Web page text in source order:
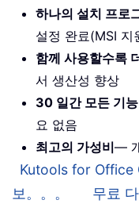
하나의 설치 프로
설정 완료(MSI 지
함께 사용할수록
서 생산성 향상
30 일간 모든 기
요 없음
최고의 가성비—
Kutools for Office
보。。。
무료